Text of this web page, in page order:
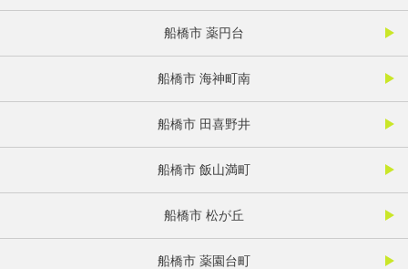
船橋市 薬円台
船橋市 海神町南
船橋市 田喜野井
船橋市 飯山満町
船橋市 松が丘
船橋市 薬園台町